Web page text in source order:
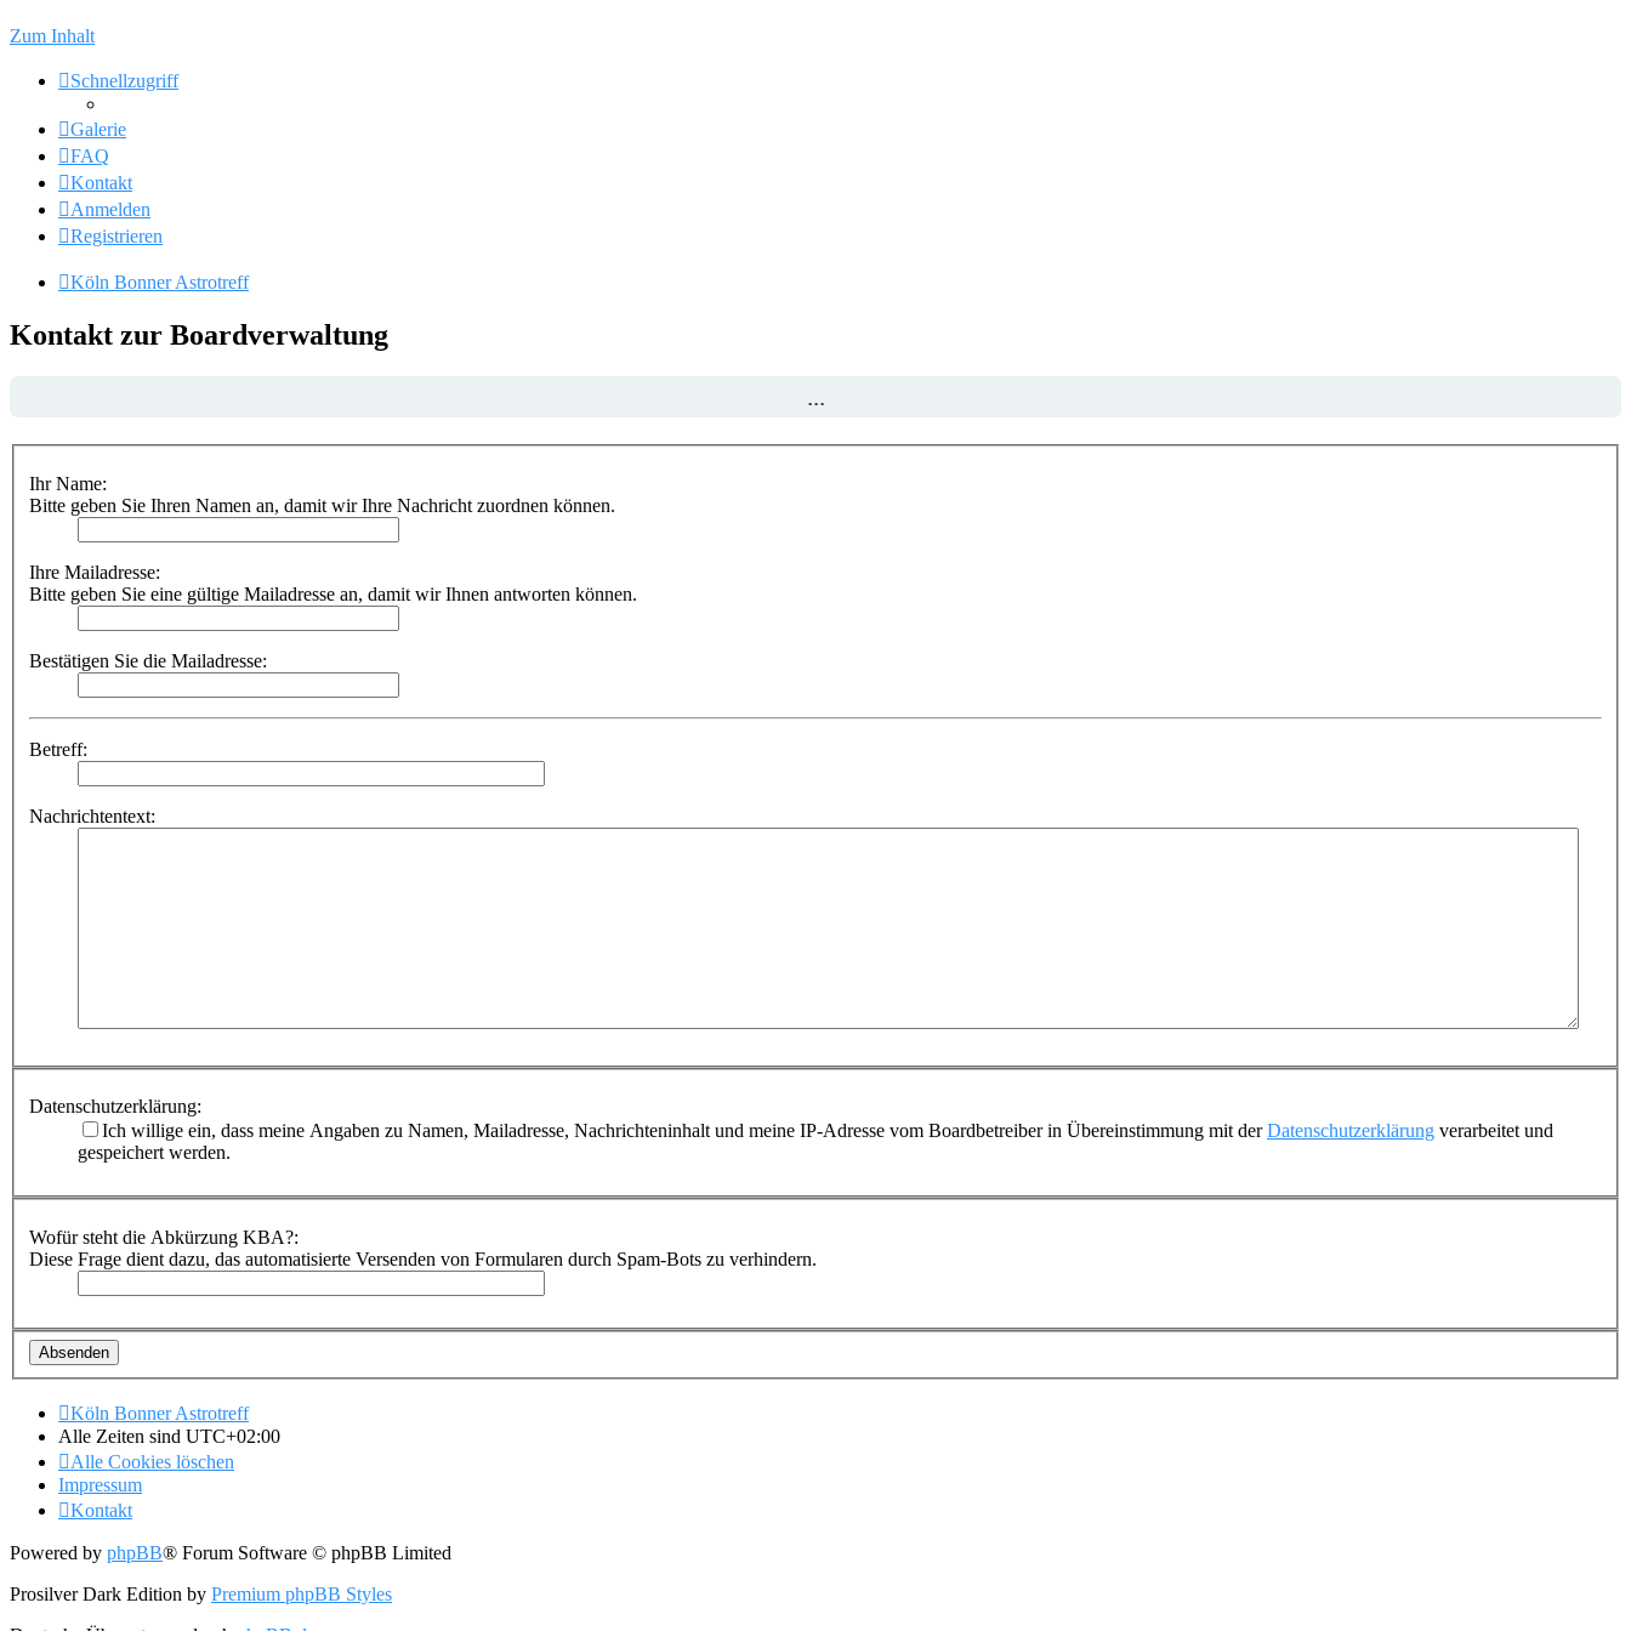
Zum Inhalt
Schnellzugriff
Galerie
FAQ
Kontakt
Anmelden
Registrieren
Köln Bonner Astrotreff
Kontakt zur Boardverwaltung
...
Ihr Name:
Bitte geben Sie Ihren Namen an, damit wir Ihre Nachricht zuordnen können.
Ihre Mailadresse:
Bitte geben Sie eine gültige Mailadresse an, damit wir Ihnen antworten können.
Bestätigen Sie die Mailadresse:
Betreff:
Nachrichtentext:
Datenschutzerklärung:
Ich willige ein, dass meine Angaben zu Namen, Mailadresse, Nachrichteninhalt und meine IP-Adresse vom Boardbetreiber in Übereinstimmung mit derDatenschutzerklärung verarbeitet und
gespeichert werden.
Wofür steht die Abkürzung KBA?:
Diese Frage dient dazu, das automatisierte Versenden von Formularen durch Spam-Bots zu verhindern.
Köln Bonner Astrotreff
Alle Zeiten sind UTC+02:00
Alle Cookies löschen
Impressum
Kontakt
Powered by phpBB® Forum Software © phpBB Limited
Prosilver Dark Edition by Premium phpBB Styles